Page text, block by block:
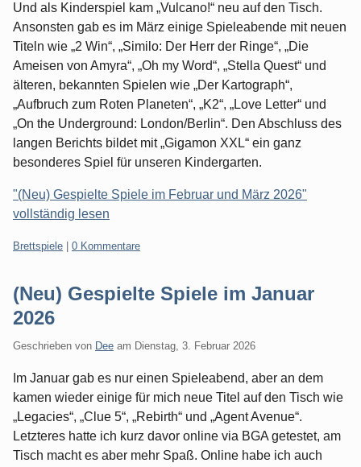
Und als Kinderspiel kam „Vulcano!“ neu auf den Tisch.
Ansonsten gab es im März einige Spieleabende mit neuen
Titeln wie „2 Win“, „Similo: Der Herr der Ringe“, „Die
Ameisen von Amyra“, „Oh my Word“, „Stella Quest“ und
älteren, bekannten Spielen wie „Der Kartograph“,
„Aufbruch zum Roten Planeten“, „K2“, „Love Letter“ und
„On the Underground: London/Berlin“. Den Abschluss des
langen Berichts bildet mit „Gigamon XXL“ ein ganz
besonderes Spiel für unseren Kindergarten.
"(Neu) Gespielte Spiele im Februar und März 2026"
vollständig lesen
Kategorien:
Brettspiele 0 Kommentare
(Neu) Gespielte Spiele im Januar
2026
Geschrieben von Dee am Dienstag, 3. Februar 2026
Im Januar gab es nur einen Spieleabend, aber an dem
kamen wieder einige für mich neue Titel auf den Tisch wie
„Legacies“, „Clue 5“, „Rebirth“ und „Agent Avenue“.
Letzteres hatte ich kurz davor online via BGA getestet, am
Tisch macht es aber mehr Spaß. Online habe ich auch